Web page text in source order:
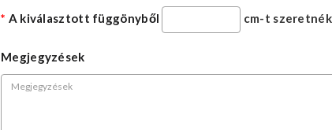
A kiválasztott függönyből cm-t szeretnék
Megjegyzések